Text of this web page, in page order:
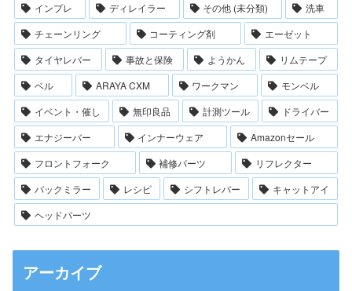
インプレ
ディレイラー その他 (未分類)
洗車
チェーンリング
コーティング剤
エーゼット
タイヤレバー
事故と保険 ようかん
リムテープ
ベル
ARAYA CXM ワークマン
モンベル
イベント・催し
無印良品 計測ツール
ドライバー
エナジーバー
インナーウェア
Amazonセール
フロントフォーク
補修パーツ
リフレクター
バックミラー
レシピ シフトレバー
キャットアイ
ヘッドパーツ
アーカイブ